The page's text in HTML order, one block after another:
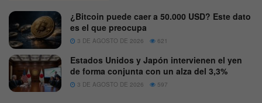
¿Bitcoin puede caer a 50.000 USD? Este dato
es el que preocupa
3 DE AGOSTO DE 2026 621
Estados Unidos y Japón intervienen el yen
de forma conjunta con un alza del 3,3%
3 DE AGOSTO DE 2026 597